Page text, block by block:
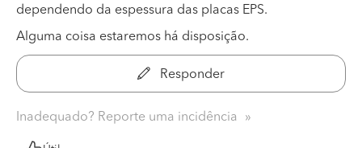
dependendo da espessura das placas EPS.
Alguma coisa estaremos há disposição.
Responder
Inadequado? Reporte uma incidência